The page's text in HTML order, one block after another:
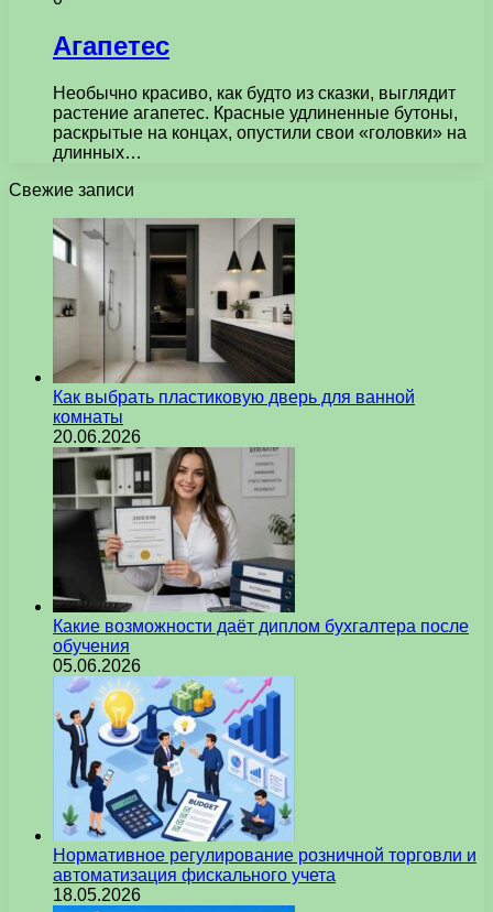
Агапетес
Необычно красиво, как будто из сказки, выглядит
растение агапетес. Красные удлиненные бутоны,
раскрытые на концах, опустили свои «головки» на
длинных…
Свежие записи
Как выбрать пластиковую дверь для ванной
комнаты
20.06.2026
Какие возможности даёт диплом бухгалтера после
обучения
05.06.2026
Нормативное регулирование розничной торговли и
автоматизация фискального учета
18.05.2026